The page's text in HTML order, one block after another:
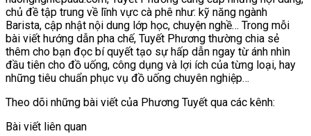
chủ đề tập trung về lĩnh vực cà phê như: kỹ năng ngành
Barista, cập nhật nội dung lớp học, chuyện nghề… Trong mỗi
bài viết hướng dẫn pha chế, Tuyết Phương thường chia sẻ
thêm cho bạn đọc bí quyết tạo sự hấp dẫn ngay từ ánh nhìn
đầu tiên cho đồ uống, công dụng và lợi ích của từng loại, hay
những tiêu chuẩn phục vụ đồ uống chuyên nghiệp…
Theo dõi những bài viết của Phương Tuyết qua các kênh:
Bài viết liên quan